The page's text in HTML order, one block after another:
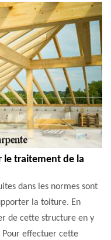
le traitement de la
dans les normes sont
la toiture. En
de cette structure en y
effectuer cette